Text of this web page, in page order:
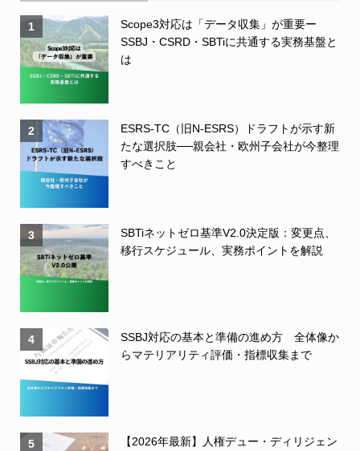
1
Scope3対応は「データ収集」が重要ー
SSBJ・CSRD・SBTiに共通する実務基盤と
は
2
ESRS-TC（旧N-ESRS）ドラフトが示す新
たな選択肢──親会社・欧州子会社が今整理
すべきこと
3
SBTiネットゼロ基準V2.0決定版：変更点、
移行スケジュール、実務ポイントを解説
4
SSBJ対応の基本と準備の進め方 全体像か
らマテリアリティ評価・指標収集まで
5
【2026年最新】人権デュー・ディリジェン